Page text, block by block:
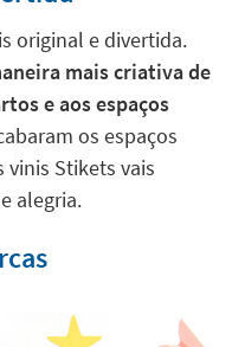
original e divertida.
mais criativa de
e aos espaços
os espaços
vinis Stikets vais
alegria.